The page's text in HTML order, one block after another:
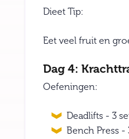
Dieet Tip:
Eet veel fruit en
Dag 4:
Oefeningen:
Deadlifts - 3
Bench Press -